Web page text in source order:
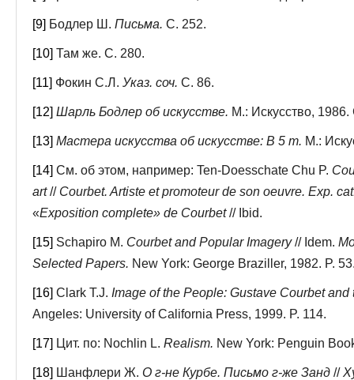
[9] Бодлер Ш. Письма. С. 252.
[10] Там же. С. 280.
[11] Фокин С.Л. Указ. соч. С. 86.
[12] Шарль Бодлер об искусстве. М.: Искусство,
[13] Мастера искусства об искусстве: В 5 т. М.:
[14] См. об этом, например: Ten-Doesschate Chu P.
art// Courbet. Artiste et promoteur de son oeuvre. Exp.
«Exposition complete» de Courbet// Ibid.
[15] Schapiro M. Courbet and Popular Imagery// Idem.
Selected Papers. New York: George Braziller, 1982. P.
[16] Clark Т.J. Image of the People: Gustave Courbet
Angeles: University of California Press, 1999. P. 114.
[17] Цит. по: Nochlin L. Realism. New York: Penguin
[18] Шанфлери Ж. О г-не Курбе. Письмо г-же Занд //